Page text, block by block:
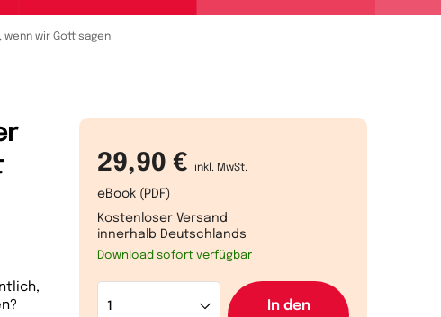
wenn wir Gott sagen
29,90 € inkl. MwSt.
eBook (PDF)
Kostenloser Versand
innerhalb Deutschlands
Download sofort verfügbar
In den